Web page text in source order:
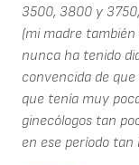
3500, 3800 y
(mi madre
nunca ha tenido
convencida de
que tenía muy
ginecólogos tan
en ese período